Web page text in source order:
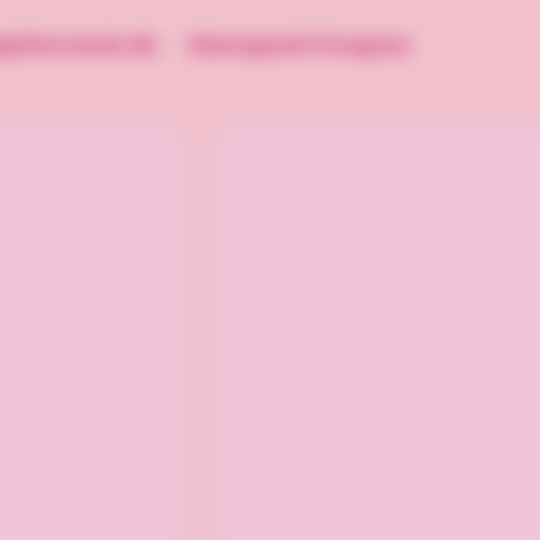
slik Velsmagende firmagaver